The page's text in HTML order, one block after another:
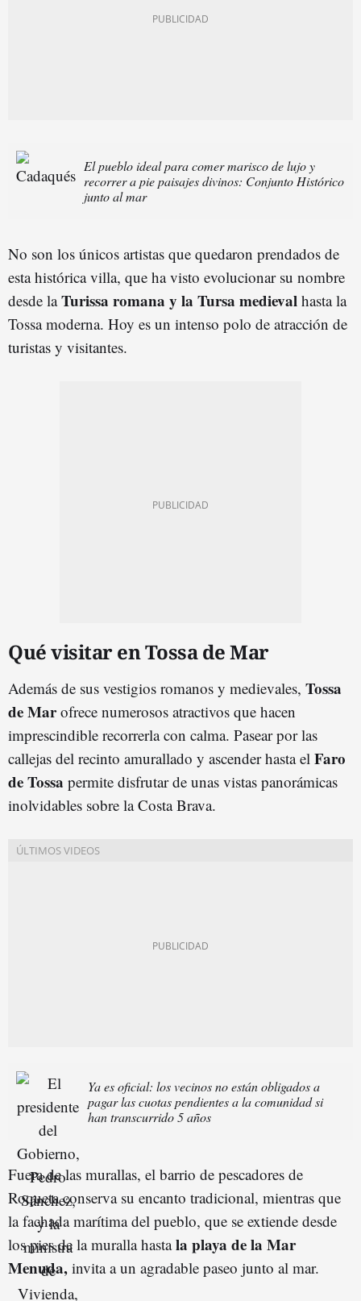
El pueblo ideal para comer marisco de lujo y
recorrer a pie paisajes divinos: Conjunto Histórico
junto al mar
No son los únicos artistas que quedaron prendados de
esta histórica villa, que ha visto evolucionar su nombre
desde laTurissa romana y la Tursa medieval hasta la
Tossa moderna. Hoy es un intenso polo de atracción de
turistas y visitantes.
Qué visitar en Tossa de Mar
Además de sus vestigios romanos y medievales, Tossa
de Marofrece numerosos atractivos que hacen
imprescindible recorrerla con calma. Pasear por las
callejas del recinto amurallado y ascender hasta el Faro
de Tossa permite disfrutar de unas vistas panorámicas
inolvidables sobre la Costa Brava.
Ya es oficial: los vecinos no están obligados a
pagar las cuotas pendientes a la comunidad si
han transcurrido 5 años
Fuera de las murallas, el barrio de pescadores de
Roqueta conserva su encanto tradicional, mientras que
la fachada marítima del pueblo, que se extiende desde
los pies de la muralla hastala playa de la Mar
Menuda, invita a un agradable paseo junto al mar.